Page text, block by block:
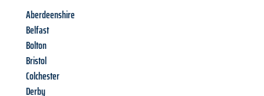
Aberdeenshire
Belfast
Bolton
Bristol
Colchester
Derby